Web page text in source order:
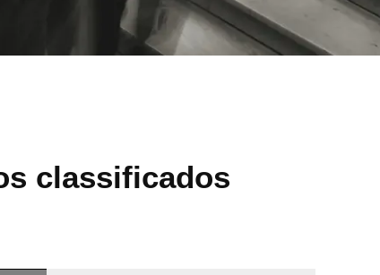
classificados